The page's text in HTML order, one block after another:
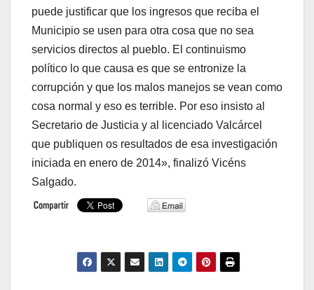
puede justificar que los ingresos que reciba el
Municipio se usen para otra cosa que no sea
servicios directos al pueblo. El continuismo
político lo que causa es que se entronize la
corrupción y que los malos manejos se vean como
cosa normal y eso es terrible. Por eso insisto al
Secretario de Justicia y al licenciado Valcárcel
que publiquen os resultados de esa investigación
iniciada en enero de 2014», finalizó Vicéns
Salgado.